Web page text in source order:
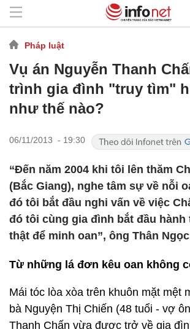
Pháp luật
Vụ án Nguyễn Thanh
trình gia đình "truy tìm"
như thế nào?
06/11/2013 - 19:30
“Đến năm 2004 khi tôi lên thăm
(Bắc Giang), nghe tâm sự về nỗi
đó tôi bắt đầu nghi vấn về việc
đó tôi cùng gia đình bắt đầu
thật để minh oan”, ông Thân
Từ những lá đơn kêu oan không
Mái tóc lòa xòa trên khuôn mặt mệt
bà Nguyện Thị Chiến (48 tuổi - vợ
Thanh Chấn vừa được trở về gia